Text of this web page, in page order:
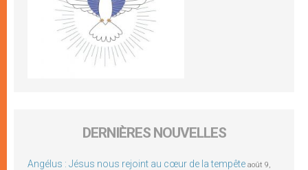
DERNIÈRES NOUVELLES
Angélus : Jésus nous rejoint au cœur de la tempête août 9,